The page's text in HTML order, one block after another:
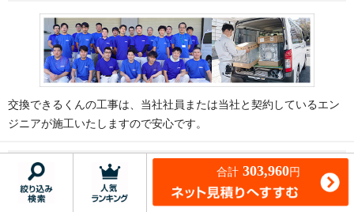
交換できるくんの工事は、当社社員または当社と契約しているエン
ジニアが施工いたしますので安心です。
おまとめ工事割引について 合計 303,960